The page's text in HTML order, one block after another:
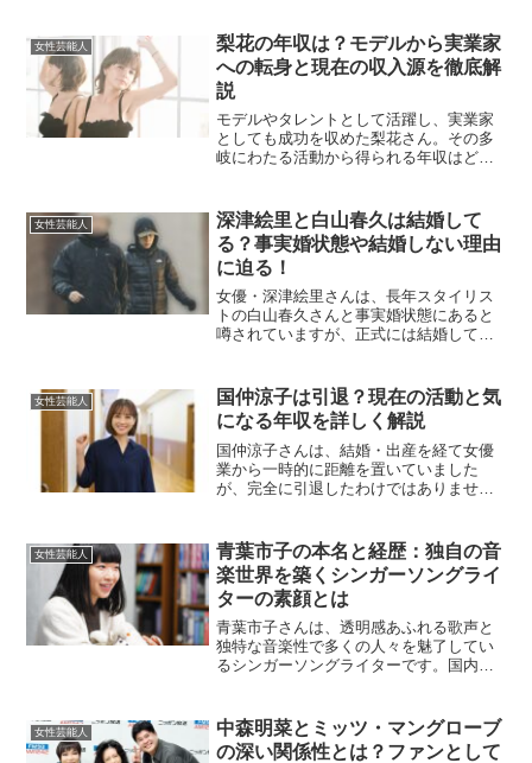
の記事では、葉月里緒奈さんの夫につい
て、素顔や経歴、家族背景...
女性芸能人
梨花の年収は？モデルから実業家
への転身と現在の収入源を徹底解
説
モデルやタレントとして活躍し、実業家
としても成功を収めた梨花さん。その多
岐にわたる活動から得られる年収はどの
の年収について詳しく解説します。梨花
のこれまでの経歴は？梨花...
女性芸能人
深津絵里と白山春久は結婚して
る？事実婚状態や結婚しない理由
に迫る！
女優・深津絵里さんは、長年スタイリス
トの白山春久さんと事実婚状態にあると
噂されていますが、正式には結婚してい
の関係、そしてなぜ結婚という形を取ら
ないのかについて詳しくご...
女性芸能人
国仲涼子は引退？現在の活動と気
になる年収を詳しく解説
国仲涼子さんは、結婚・出産を経て女優
業から一時的に距離を置いていました
が、完全に引退したわけではありませ
君へ』で重要な役を演じる予定です。こ
のように、女優業やナレー...
女性芸能人
青葉市子の本名と経歴：独自の音
楽世界を築くシンガーソングライ
ターの素顔とは
青葉市子さんは、透明感あふれる歌声と
独特な音楽性で多くの人々を魅了してい
るシンガーソングライターです。国内外
知られていない部分も多いです。この記
事では、青葉市子さんの素...
女性芸能人
中森明菜とミッツ・マングローブ
の深い関係性とは？ファンとして